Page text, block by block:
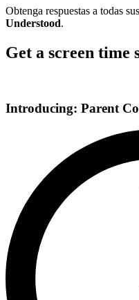
Obtenga respuestas a todas
Understood.
Get a screen time
Introducing: Parent